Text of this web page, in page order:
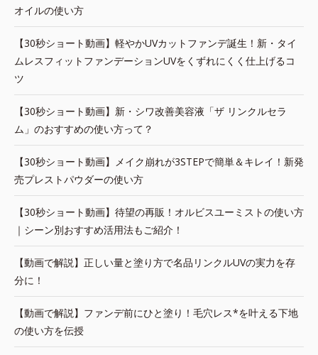
オイルの使い方
【30秒ショート動画】軽やかUVカットファンデ誕生！新・タイ
ムレスフィットファンデーションUVをくずれにくく仕上げるコ
ツ
【30秒ショート動画】新・シワ改善美容液「ザ リンクルセラ
ム」のおすすめの使い方って？
【30秒ショート動画】メイク崩れが3STEPで簡単＆キレイ！新発
売プレストパウダーの使い方
【30秒ショート動画】待望の再販！オルビスユーミストの使い方
｜シーン別おすすめ活用法もご紹介！
【動画で解説】正しい量と塗り方で名品リンクルUVの実力を存
分に！
【動画で解説】ファンデ前にひと塗り！毛穴レス*を叶える下地
の使い方を伝授